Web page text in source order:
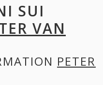
SUI
VAN
PETER